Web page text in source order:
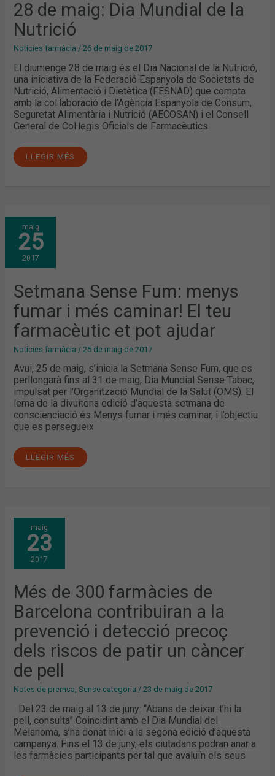
28 de maig: Dia Mundial de la
Nutrició
Notícies farmàcia /26 de maig de 2017
El diumenge 28 de maig és el Dia Nacional de la Nutrició,
una iniciativa de la Federació Espanyola de Societats de
Nutrició, Alimentació i Dietètica (FESNAD) que compta
amb la col·laboració de l’Agència Espanyola de Consum,
Seguretat Alimentària i Nutrició (AECOSAN) i el Consell
General de Col·legis Oficials de Farmacèutics
LLEGIR MÉS
maig
25
2017
Setmana Sense Fum: menys
fumar i més caminar! El teu
farmacèutic et pot ajudar
Notícies farmàcia /25 de maig de 2017
Avui, 25 de maig, s’inicia la Setmana Sense Fum, que es
perllongarà fins al 31 de maig, Dia Mundial Sense Tabac,
impulsat per l’Organització Mundial de la Salut (OMS). El
lema de la divuitena edició d’aquesta setmana de
conscienciació és Menys fumar i més caminar, i l’objectiu
que es persegueix
SETMANA
SENSE
FUM:
MENYS
FUMAR
I
MÉS
TEU
FARMACÈUTIC
ET
POT
LLEGIR MÉS
maig
23
2017
Més de 300 farmàcies de
Barcelona contribuiran a la
prevenció i detecció precoç
dels riscos de patir un càncer
de pell
Notes de premsa,Sense categoria /23 de maig de 2017
Del 23 de maig al 13 de juny: “Abans de deixar-t’hi la
pell, consulta” Coincidint amb el Dia Mundial del
Melanoma, s’ha donat inici a la segona edició d’aquesta
campanya. Fins el 13 de juny, els ciutadans podran anar a
les farmàcies participants per tal que avaluïn els seus
MÉS
DE
300
FARMÀCIES
DE
BARCELONA
CONTRIBUIRAN
LA
PREVENCIÓ
I
DETECCIÓ
PRECOÇ
RISCOS
DE
PATIR
UN
CÀNCER
DE
PELL